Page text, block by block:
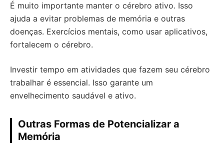
É muito importante manter o cérebro ativo. Isso
ajuda a evitar problemas de memória e outras
doenças. Exercícios mentais, como usar aplicativos,
fortalecem o cérebro.
Investir tempo em atividades que fazem seu cérebro
trabalhar é essencial. Isso garante um
envelhecimento saudável e ativo.
Outras Formas de Potencializar a
Memória